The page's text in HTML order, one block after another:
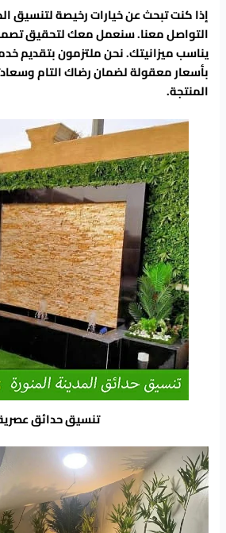
إذا كنت تبحث عن خيارات رخيصة لتنسيق
التواصل معنا. سنعمل معك لتحقيق
يناسب ميزانيتك. نحن ملتزمون بتقديم
بأسعار معقولة لضمان رضاك التام
المنتجة.
تنسيق حدائق